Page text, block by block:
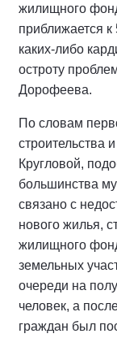
жилищного
приближается
каких-либо
остроту
Дорофеева.
По словам
строительства
Кругловой,
большинства
связано с
нового жилья,
жилищного
земельных
очереди на
человек, а
граждан был